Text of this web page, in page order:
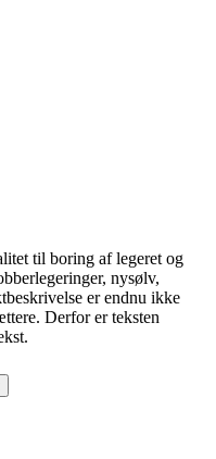
til boring af legeret og
nysølv,
er endnu ikke
Derfor er teksten